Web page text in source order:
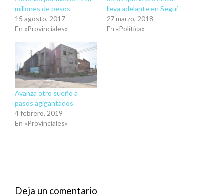
millones de pesos
15 agosto, 2017
En «Provinciales»
lleva adelante en Seguí
27 marzo, 2018
En «Política»
Avanza otro sueño a
pasos agigantados
4 febrero, 2019
En «Provinciales»
Deja un comentario